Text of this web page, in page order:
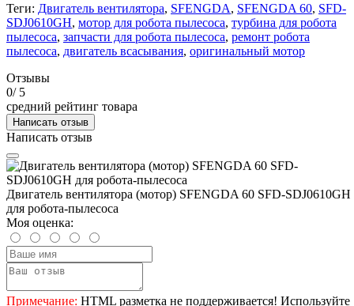
Теги: Двигатель вентилятора, SFENGDA, SFENGDA 60, SFD-
SDJ0610GH, мотор для робота пылесоса, турбина для робота
пылесоса, запчасти для робота пылесоса, ремонт робота
пылесоса, двигатель всасывания, оригинальный мотор
Отзывы
0/ 5
средний рейтинг товара
Написать отзыв
Написать отзыв
Двигатель вентилятора (мотор) SFENGDA 60 SFD-SDJ0610GH
для робота-пылесоса
Моя оценка:
Примечание: HTML разметка не поддерживается! Используйте